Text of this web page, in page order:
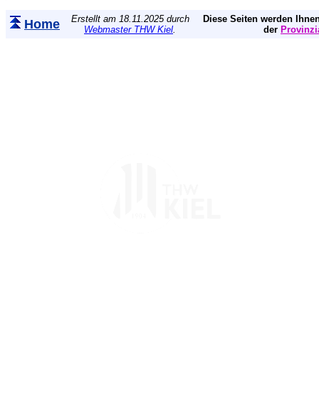
Home
Erstellt am 18.11.2025 durch
Webmaster THW Kiel
Diese Seiten werden
der